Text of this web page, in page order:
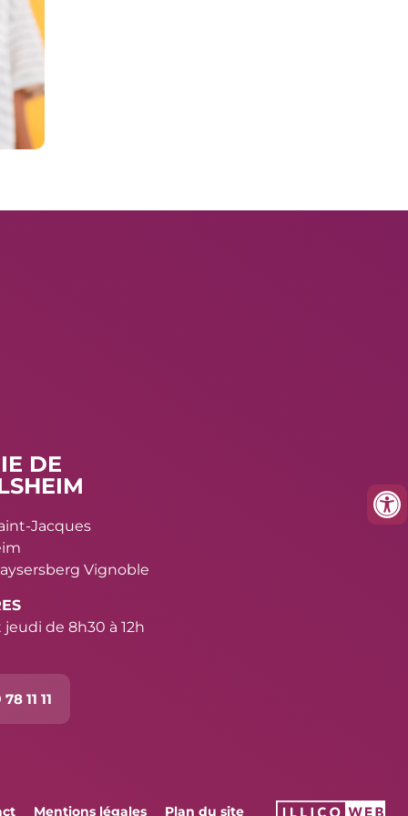
DE
Jacques
Vignoble
de 8h30 à 12h
11 11
Mentions légales Plan du site